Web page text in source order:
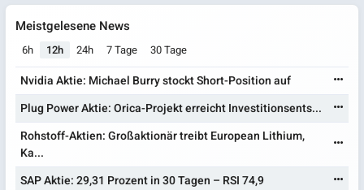
Meistgelesene News
6h 12h 24h 7 Tage 30 Tage
Nvidia Aktie: Michael Burry stockt Short-Position auf
Plug Power Aktie: Orica-Projekt erreicht Investitionsents...
Rohstoff-Aktien: Großaktionär treibt European Lithium,
Ka...
SAP Aktie: 29,31 Prozent in 30 Tagen – RSI 74,9